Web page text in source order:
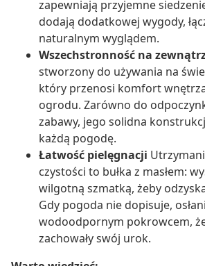
zapewniają przyjemne
dodają dodatkowej wygody,
naturalnym wyglądem.
Wszechstronność na
stworzony do używania na
który przenosi komfort
ogrodu. Zarówno do
zabawy, jego solidna
każdą pogodę.
Łatwość pielęgnacji
czystości to bułka z masłem:
wilgotną szmatką, żeby
Gdy pogoda nie dopisuje,
wodoodpornym pokrowcem,
zachowały swój urok.